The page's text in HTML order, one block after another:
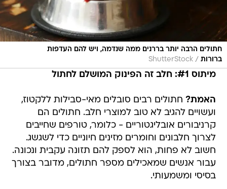
חתולים הרבה יותר בררנים ממה שנדמה, ויש להם העדפות
ברורות /
ShutterStock
מיתוס #1: חלב זה הפינוק המושלם לחתול
האמת? חתולים רבים סובלים מאי-סבילות ללקטוז,
ועשויים להגיב לא טוב למוצרי חלב. חתולים הם
קרניבורים אובליגטוריים - כלומר, טורפים שחייבים
לצרוך חלבונים וחומרים מזינים חיוניים כדי לשגשג.
חשוב לא פחות, הוא לספק להם תזונה עקבית ונכונה.
עבור אנשים שמאכילים מספר חתולים, מדובר בצורך
בסיסי ומשמעותי.